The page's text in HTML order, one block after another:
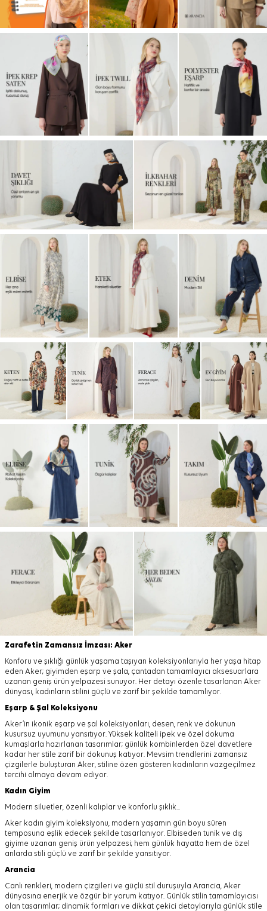
Zarafetin Zamansız İmzası: Aker
Konforu ve şıklığı günlük yaşama taşıyan koleksiyonlarıyla her yaşa hitap
eden Aker; giyimden eşarp ve şala, çantadan tamamlayıcı aksesuarlara
uzanan geniş ürün yelpazesi sunuyor. Her detayı özenle tasarlanan Aker
dünyası, kadınların stilini güçlü ve zarif bir şekilde tamamlıyor.
Eşarp & Şal Koleksiyonu
Aker’in ikonik eşarp ve şal koleksiyonları, desen, renk ve dokunun
kusursuz uyumunu yansıtıyor. Yüksek kaliteli ipek ve özel dokuma
kumaşlarla hazırlanan tasarımlar; günlük kombinlerden özel davetlere
kadar her stile zarif bir dokunuş katıyor. Mevsim trendlerini zamansız
çizgilerle buluşturan Aker, stiline özen gösteren kadınların vazgeçilmez
tercihi olmaya devam ediyor.
Kadın Giyim
Modern siluetler, özenli kalıplar ve konforlu şıklık...
Aker kadın giyim koleksiyonu, modern yaşamın gün boyu süren
temposuna eşlik edecek şekilde tasarlanıyor. Elbiseden tunik ve dış
giyime uzanan geniş ürün yelpazesi; hem günlük hayatta hem de özel
anlarda stili güçlü ve zarif bir şekilde yansıtıyor.
Arancia
Canlı renkleri, modern çizgileri ve güçlü stil duruşuyla Arancia, Aker
dünyasına enerjik ve özgür bir yorum katıyor. Günlük stilin tamamlayıcısı
olan tasarımlar; dinamik formları ve dikkat çekici detaylarıyla günlük stile